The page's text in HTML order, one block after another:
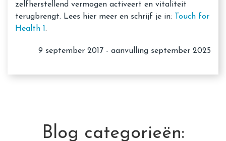
zelfherstellend vermogen activeert en vitaliteit
terugbrengt. Lees hier meer en schrijf je in: Touch for
Health 1.
9 september 2017 - aanvulling september 2025
Blog categorieën: